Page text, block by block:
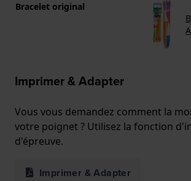
Bracelet original
Imprimer & Adapter
Vous vous demandez comment la
votre poignet ? Utilisez la fonction
d'épreuve.
Imprimer & Adapter